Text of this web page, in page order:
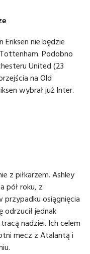
Eriksen nie będzie
Podobno
United (23
na Old
wybrał już Inter.
z piłkarzem. Ashley
pół roku, z
przypadku osiągnięcia
jednak
nadziei. Ich celem
mecz z Atalantą i